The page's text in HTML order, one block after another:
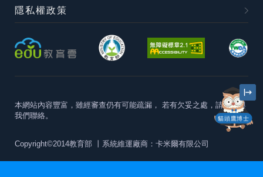
貓頭鷹博士
隱私權政策
本網站內容豐富，雖經審查仍有可能疏漏， 若有欠妥之處，請隨時與
我們聯絡。
Copyright©2014教育部 丨系統維運廠商：卡米爾有限公司